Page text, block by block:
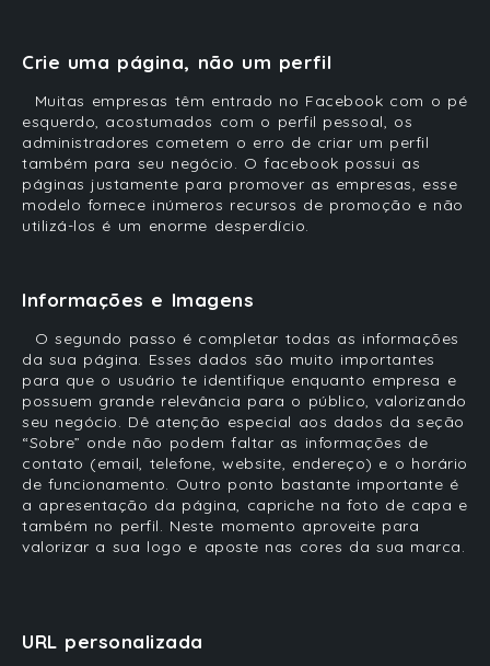
Crie uma página, não um perfil
Muitas empresas têm entrado no Facebook com o pé
esquerdo, acostumados com o perfil pessoal, os
administradores cometem o erro de criar um perfil
também para seu negócio. O facebook possui as
páginas justamente para promover as empresas, esse
modelo fornece inúmeros recursos de promoção e não
utilizá-los é um enorme desperdício.
Informações e Imagens
O segundo passo é completar todas as informações
da sua página. Esses dados são muito importantes
para que o usuário te identifique enquanto empresa e
possuem grande relevância para o público, valorizando
seu negócio. Dê atenção especial aos dados da seção
“Sobre” onde não podem faltar as informações de
contato (email, telefone, website, endereço) e o horário
de funcionamento. Outro ponto bastante importante é
a apresentação da página, capriche na foto de capa e
também no perfil. Neste momento aproveite para
valorizar a sua logo e aposte nas cores da sua marca.
URL personalizada